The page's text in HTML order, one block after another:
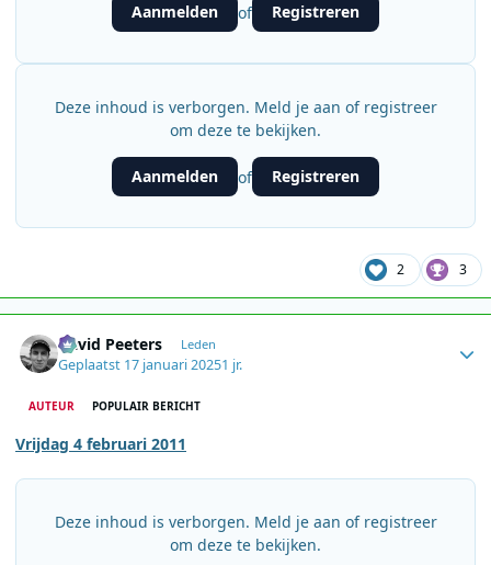
Aanmelden of Registreren
Deze inhoud is verborgen. Meld je aan of registreer
om deze te bekijken.
Aanmelden of Registreren
2 3
David Peeters Leden
Geplaatst 17 januari 20251 jr.
AUTEUR POPULAIR BERICHT
Vrijdag 4 februari 2011
Deze inhoud is verborgen. Meld je aan of registreer
om deze te bekijken.